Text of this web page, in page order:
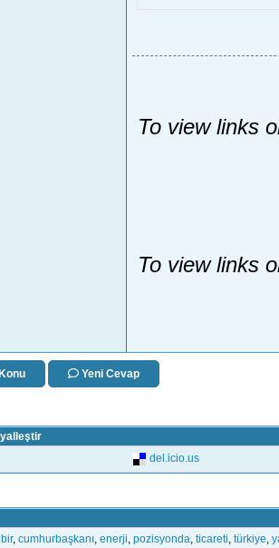
To view links
To view links
Yeni Cevap
del.icio.us
bir, cumhurbaşkanı enerji pozisyonda ticareti türkiye